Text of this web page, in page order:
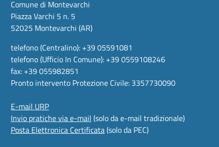
Comune di Montevarchi
Piazza Varchi 5 n. 5
52025 Montevarchi (AR)
telefono (Centralino): +39 05591081
telefono (Ufficio In Comune): +39 0559108246
fax: +39 055982851
Pronto intervento Protezione Civile: 3357730090
E-mail URP
Invio pratiche via e-mail (solo da e-mail tradizionale)
Posta Elettronica Certificata(solo da PEC)